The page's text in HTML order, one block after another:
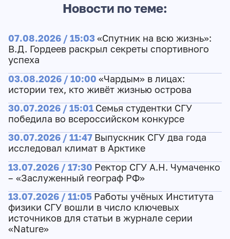
Новости по теме:
07.08.2026 / 15:03«Спутник на всю жизнь»:
В.Д. Гордеев раскрыл секреты спортивного
успеха
03.08.2026 / 10:00 «Чардым» в лицах:
истории тех, кто живёт жизнью острова
30.07.2026 / 15:01 Семья студентки СГУ
победила во всероссийском конкурсе
30.07.2026 / 11:47 Выпускник СГУ два года
исследовал климат в Арктике
13.07.2026 / 17:30 Ректор СГУ А.Н. Чумаченко
– «Заслуженный географ РФ»
13.07.2026 / 11:05 Работы учёных Института
физики СГУ вошли в число ключевых
источников для статьи в журнале серии
«Nature»